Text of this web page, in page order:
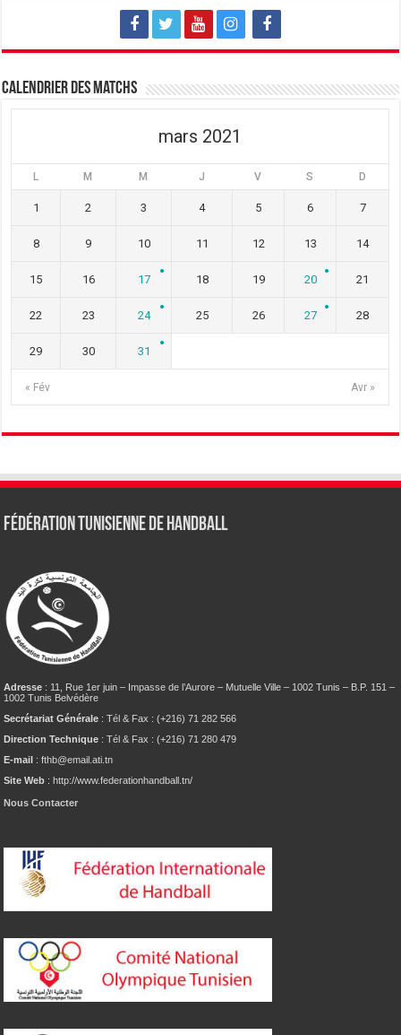
Calendrier des matchs
mars 2021
L M M J V S D
« Fév Avr »
1 2 3 4 5 6 7
8 9 10 11 12 13 14
15 16 17 18 19 20 21
22 23 24 25 26 27 28
29 30 31
Fédération tunisienne de Handball
Adresse : 11, Rue 1er juin – Impasse de l’Aurore – Mutuelle Ville – 1002 Tunis – B.P. 151 –
1002 Tunis Belvédère
Secrétariat Générale : Tél & Fax : (+216) 71 282 566
Direction Technique : Tél & Fax : (+216) 71 280 479
E-mail : fthb@email.ati.tn
Site Web : http://www.federationhandball.tn/
Nous Contacter